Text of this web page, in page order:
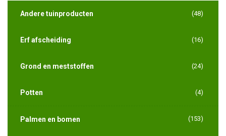
Andere tuinproducten (48)
Erf afscheiding (16)
Grond en meststoffen (24)
Potten (4)
Palmen en bomen (153)